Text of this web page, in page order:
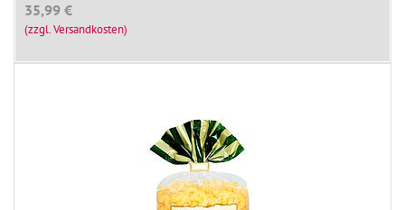
35,99 €
(zzgl. Versandkosten)